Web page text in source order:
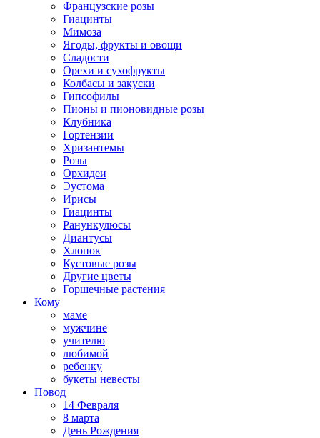
Французские розы
Гиацинты
Мимоза
Ягоды, фрукты и овощи
Сладости
Орехи и сухофрукты
Колбасы и закуски
Гипсофилы
Пионы и пионовидные розы
Клубника
Гортензии
Хризантемы
Розы
Орхидеи
Эустома
Ирисы
Гиацинты
Ранункулюсы
Диантусы
Хлопок
Кустовые розы
Другие цветы
Горшечные растения
Кому
маме
мужчине
учителю
любимой
ребенку
букеты невесты
Повод
14 Февраля
8 марта
День Рождения